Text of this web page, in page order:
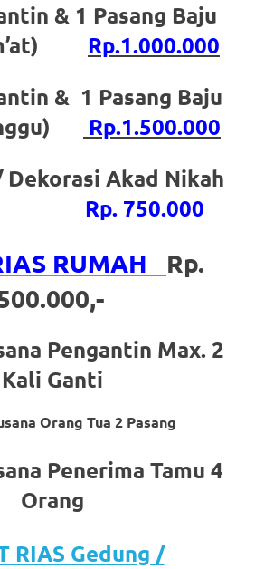
& 1 Pasang Baju
Rp.1.000.000
& 1 Pasang Baju
Rp.1.500.000
Dekorasi Akad Nikah
Rp. 750.000
RUMAH
Rp.
Pengantin Max. 2
Kali Ganti
Orang Tua 2 Pasang
Penerima Tamu 4
Orang
RIAS Gedung /